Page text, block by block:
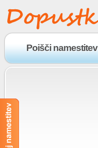
Poišči namestitev